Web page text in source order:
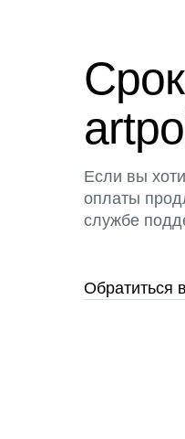
Если вы
оплаты
службе
Обратиться